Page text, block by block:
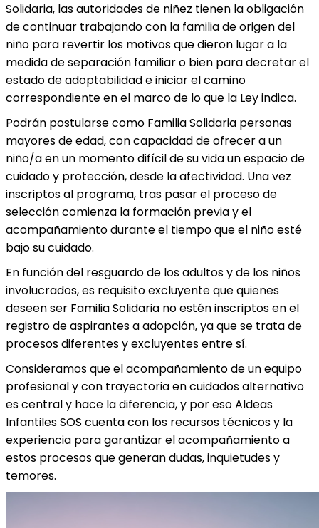
Solidaria, las autoridades de niñez tienen la obligación
de continuar trabajando con la familia de origen del
niño para revertir los motivos que dieron lugar a la
medida de separación familiar o bien para decretar el
estado de adoptabilidad e iniciar el camino
correspondiente en el marco de lo que la Ley indica.
Podrán postularse como Familia Solidaria personas
mayores de edad, con capacidad de ofrecer a un
niño/a en un momento difícil de su vida un espacio de
cuidado y protección, desde la afectividad. Una vez
inscriptos al programa, tras pasar el proceso de
selección comienza la formación previa y el
acompañamiento durante el tiempo que el niño esté
bajo su cuidado.
En función del resguardo de los adultos y de los niños
involucrados, es requisito excluyente que quienes
deseen ser Familia Solidaria no estén inscriptos en el
registro de aspirantes a adopción, ya que se trata de
procesos diferentes y excluyentes entre sí.
Consideramos que el acompañamiento de un equipo
profesional y con trayectoria en cuidados alternativo
es central y hace la diferencia, y por eso Aldeas
Infantiles SOS cuenta con los recursos técnicos y la
experiencia para garantizar el acompañamiento a
estos procesos que generan dudas, inquietudes y
temores.